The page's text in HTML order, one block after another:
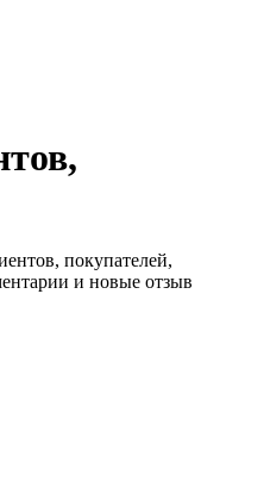
покупателей,
и новые отзыв